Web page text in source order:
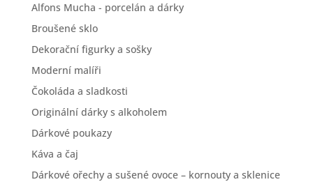
Alfons Mucha - porcelán a dárky
Broušené sklo
Dekorační figurky a sošky
Moderní malíři
Čokoláda a sladkosti
Originální dárky s alkoholem
Dárkové poukazy
Káva a čaj
Dárkové ořechy a sušené ovoce – kornouty a sklenice